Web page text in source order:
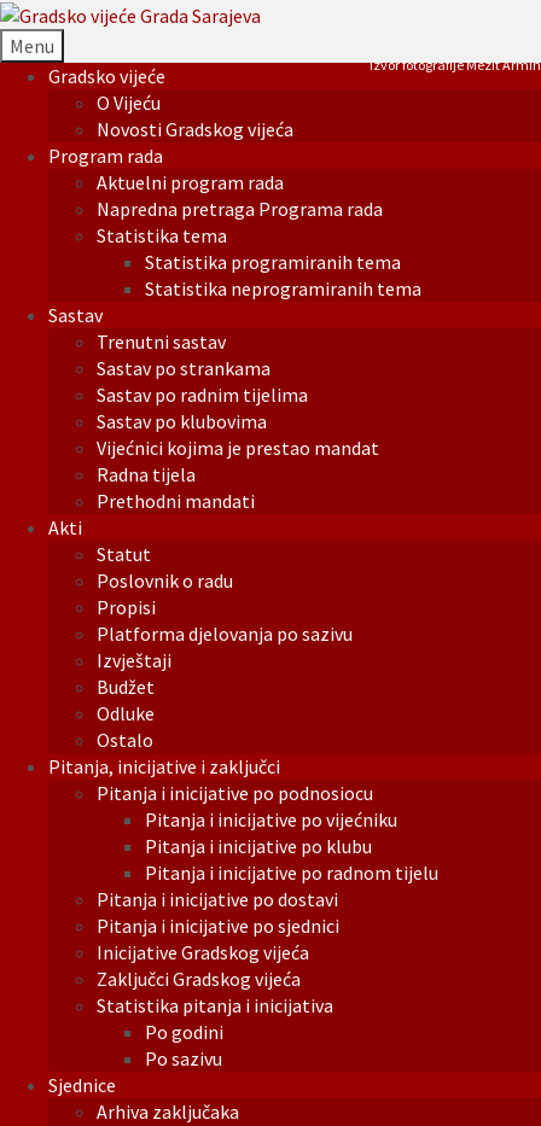
Menu
Gradsko vijeće
O Vijeću
Novosti Gradskog vijeća
Program rada
Aktuelni program rada
Napredna pretraga Programa rada
Statistika tema
Statistika programiranih tema
Statistika neprogramiranih tema
Sastav
Trenutni sastav
Sastav po strankama
Sastav po radnim tijelima
Sastav po klubovima
Vijećnici kojima je prestao mandat
Radna tijela
Prethodni mandati
Akti
Statut
Poslovnik o radu
Propisi
Platforma djelovanja po sazivu
Izvještaji
Budžet
Odluke
Ostalo
Pitanja, inicijative i zaključci
Pitanja i inicijative po podnosiocu
Pitanja i inicijative po vijećniku
Pitanja i inicijative po klubu
Pitanja i inicijative po radnom tijelu
Pitanja i inicijative po dostavi
Pitanja i inicijative po sjednici
Inicijative Gradskog vijeća
Zaključci Gradskog vijeća
Statistika pitanja i inicijativa
Po godini
Po sazivu
Sjednice
Arhiva zaključaka
Izvor fotografije Mezit Armin